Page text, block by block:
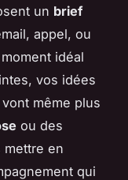
un brief
appel, ou
idéal
vos idées
même plus
ou des
en
qui